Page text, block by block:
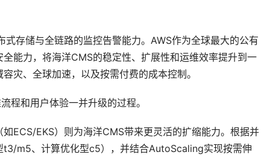
存储与全链路的监控告警能力。AWS作为全球最大的公有
能力，将海洋CMS的稳定性、扩展性和运维效率提升到一
灾、全球加速，以及按需付费的成本控制。
程和用户体验一并升级的过程。
ECS/EKS）则为海洋CMS带来更灵活的扩缩能力。根据并
t3/m5、计算优化型c5），并结合AutoScaling实现按需伸